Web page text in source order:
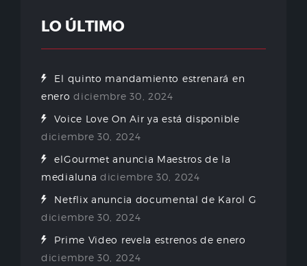
LO ÚLTIMO
El quinto mandamiento estrenará en
enero diciembre 30, 2024
Voice Love On Air ya está disponible
diciembre 30, 2024
elGourmet anuncia Maestros de la
medialuna diciembre 30, 2024
Netflix anuncia documental de Karol G
diciembre 30, 2024
Prime Video revela estrenos de enero
diciembre 30, 2024